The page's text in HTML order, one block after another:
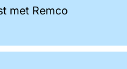
met Remco